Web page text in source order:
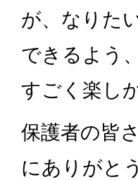
が、なりた
できるよう
すごく楽し
保護者の皆
にありがと